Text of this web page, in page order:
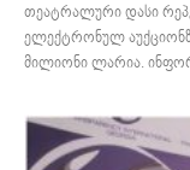
თეატრალური დასი
ელექტრონულ
მილიონი ლარია.